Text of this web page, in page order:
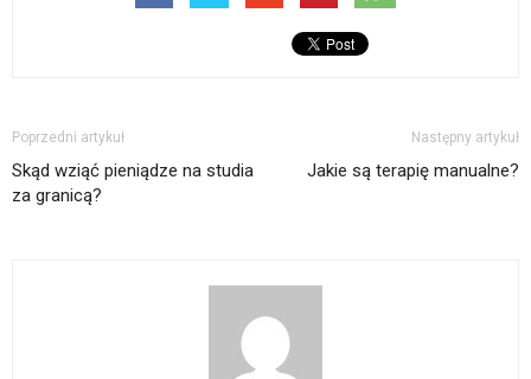
Poprzedni artykuł
Skąd wziąć pieniądze na studia
za granicą?
Następny artykuł
Jakie są terapię manualne?